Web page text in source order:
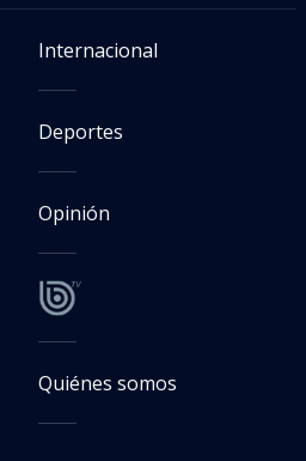
Internacional
Deportes
Opinión
Quiénes somos